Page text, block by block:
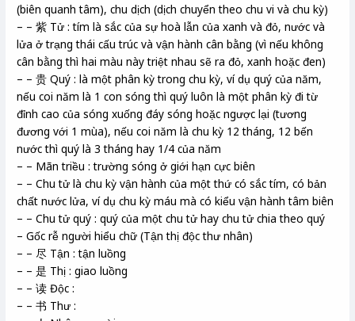
(biên quanh tâm), chu dịch (dịch chuyển theo chu vi và chu kỳ)
– – 紫 Tử : tím là sắc của sự hoà lẫn của xanh và đỏ, nước và
lửa ở trạng thái cấu trúc và vận hành cân bằng (vì nếu không
cân bằng thì hai màu này triệt nhau sẽ ra đỏ, xanh hoặc đen)
– – 贵 Quý : là một phân kỳ trong chu kỳ, ví dụ quý của năm,
nếu coi năm là 1 con sóng thì quý luôn là một phân kỳ đi từ
đỉnh cao của sóng xuống đáy sóng hoặc ngược lại (tương
đương với 1 mùa), nếu coi năm là chu kỳ 12 tháng, 12 bến
nước thì quý là 3 tháng hay 1/4 của năm
– – Mãn triều : trường sóng ở giới hạn cực biên
– – Chu tử là chu kỳ vận hành của một thứ có sắc tím, có bản
chất nước lửa, ví dụ chu kỳ máu mà có kiểu vận hành tâm biên
– – Chu tử quý : quý của một chu tử hay chu tử chia theo quý
– Gốc rễ người hiểu chữ (Tận thị độc thư nhân)
– – 尽 Tận : tận luồng
– – 是 Thị : giao luồng
– – 读 Độc :
– – 书 Thư :